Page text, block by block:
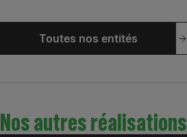
Toutes nos entités
Nos autres réalisations